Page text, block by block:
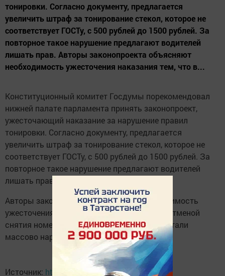
тонировки. Согласно документу, предлагается
увеличить штраф за тонирование стекол, которое не
соответствует ГОСТу, с 500 рублей до 1500 рублей. За
повторное такое нарушение предлагают водителей
лишать прав. Авторы законопроекта объясняют
необходимость ужесточения наказания тем, что в...
Конституционный комитет Госдумы порекомендовал
нижней палате парламента принять законопроект,
ужесточающий наказание за нарушение правил
тонировки. Согласно документу, предлагается
увеличить штраф за тонирование стекол, которое не
соответствует ГОСТу, с 500 рублей до 1500 рублей. За
повторное такое нарушение предлагают водителей
лишать прав.
Авторы законопроекта объясняют необходимость
ужесточения наказания тем, что в связи с отменой
снятия номерных знаков с авто водители стали
массово нарушать правила тонировки.
Источник: http://auto.kazanfirst.ru